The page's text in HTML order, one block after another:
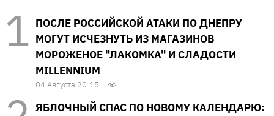
ПОСЛЕ РОССИЙСКОЙ АТАКИ ПО ДНЕПРУ
МОГУТ ИСЧЕЗНУТЬ ИЗ МАГАЗИНОВ
МОРОЖЕНОЕ "ЛАКОМКА" И СЛАДОСТИ
MILLENNIUM
04 Августа 20:15
ЯБЛОЧНЫЙ СПАС ПО НОВОМУ КАЛЕНДАРЮ: